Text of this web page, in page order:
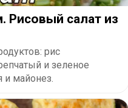
Рисовый салат из
рис
и зеленое
и майонез.